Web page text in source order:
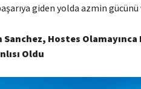
giden yolda azmin
Sanchez, Hostes
Oldu